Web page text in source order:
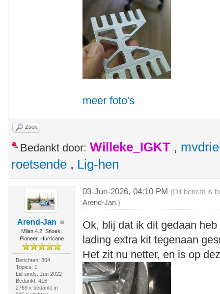
meer foto's
Zoek
Bedankt door: Willeke_IGKT ,
roetsende , Lig-hen
Arend-Jan
Milan 4.2, Snoek,
Pioneer, Hurricane
Berichten: 804
Topics: 1
Lid sinds: Jun 2022
Bedankt: 416
2769 x bedankt in
03-Jun-2026, 04:10 PM (Dit bericht is
Arend-Jan.)
Ok, blij dat ik dit gedaan heb
lading extra kit tegenaan
Het zit nu netter, en is op